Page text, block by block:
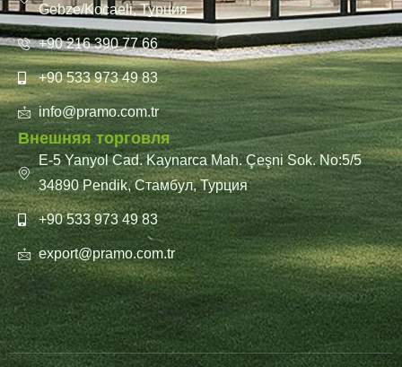
Gebze/Kocaeli, Турция
+90 216 390 77 66
+90 533 973 49 83
info@pramo.com.tr
Внешняя торговля
E-5 Yanyol Cad. Kaynarca Mah. Çeşni Sok. No:5/5
34890 Pendik, Стамбул, Турция
+90 533 973 49 83
export@pramo.com.tr